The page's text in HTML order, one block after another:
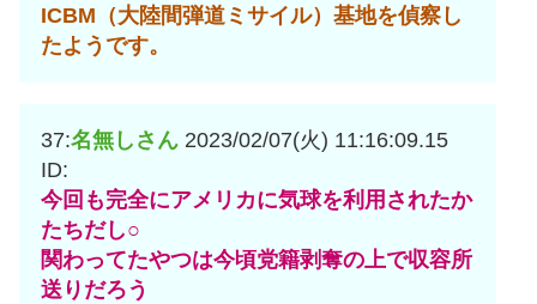
ICBM（大陸間弾道ミサイル）基地を偵察し
たようです。
37:名無しさん 2023/02/07(火) 11:16:09.15
ID:
今回も完全にアメリカに気球を利用されたか
たちだし○
関わってたやつは今頃党籍剥奪の上で収容所
送りだろう